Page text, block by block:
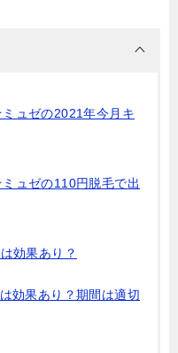
ュゼの2021年今月キ
ュゼの110円脱毛で出
効果あり？
効果あり？期間は適切